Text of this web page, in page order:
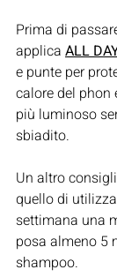
Prima di
applica ALL
e punte per
calore del phon
più luminoso
sbiadito.
Un altro
quello di
settimana una
posa almeno 5
shampoo.